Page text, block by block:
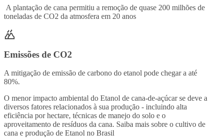
A plantação de cana permitiu a remoção de quase 200 milhões de
toneladas de CO2 da atmosfera em 20 anos
Emissões de CO2
A mitigação de emissão de carbono do etanol pode chegar a até
80%.
O menor impacto ambiental do Etanol de cana-de-açúcar se deve a
diversos fatores relacionados à sua produção - incluindo alta
eficiência por hectare, técnicas de manejo do solo e o
aproveitamento de resíduos da cana. Saiba mais sobre o cultivo de
cana e produção de Etanol no Brasil